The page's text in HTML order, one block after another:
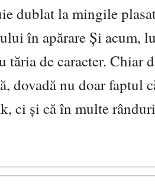
dublat la mingile
în apărare Și acum,
tăria de caracter. Chiar
dovadă nu doar faptul
ci și că în multe